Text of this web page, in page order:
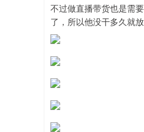
不过做直播带货也是需
了，所以他没干多久就放